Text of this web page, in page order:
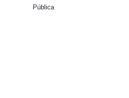
Pública